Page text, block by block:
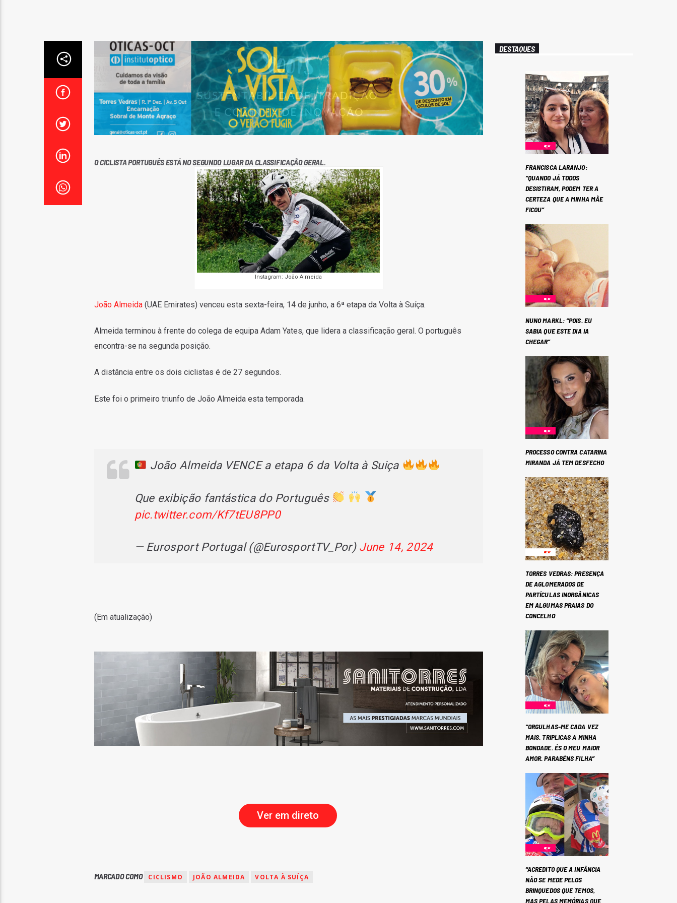
O CICLISTA PORTUGUÊS ESTÁ NO SEGUNDO LUGAR DA CLASSIFICAÇÃO GERAL.
Instagram: João Almeida
João Almeida(UAE Emirates) venceu esta sexta-feira, 14 de junho, a 6ª etapa da Volta à Suíça.
Almeida terminou à frente do colega de equipa Adam Yates, que lidera a classificação geral. O português
encontra-se na segunda posição.
A distância entre os dois ciclistas é de 27 segundos.
Este foi o primeiro triunfo de João Almeida esta temporada.
João Almeida VENCE a etapa 6 da Volta à Suiça
Que exibição fantástica do Português
pic.twitter.com/Kf7tEU8PP0
— Eurosport Portugal (@EurosportTV_Por) June 14, 2024
(Em atualização)
Ver em direto
MARCADO COMO CICLISMO JOÃO ALMEIDA VOLTA À SUÍÇA
DESTAQUES
FRANCISCA LARANJO:
“QUANDO JÁ TODOS
DESISTIRAM, PODEM TER A
CERTEZA QUE A MINHA MÃE
FICOU”
NUNO MARKL: “POIS. EU
SABIA QUE ESTE DIA IA
CHEGAR”
PROCESSO CONTRA CATARINA
MIRANDA JÁ TEM DESFECHO
TORRES VEDRAS: PRESENÇA
DE AGLOMERADOS DE
PARTÍCULAS INORGÂNICAS
EM ALGUMAS PRAIAS DO
CONCELHO
“ORGULHAS-ME CADA VEZ
MAIS. TRIPLICAS A MINHA
BONDADE. ÉS O MEU MAIOR
AMOR. PARABÉNS FILHA”
“ACREDITO QUE A INFÂNCIA
NÃO SE MEDE PELOS
BRINQUEDOS QUE TEMOS,
MAS PELAS MEMÓRIAS QUE